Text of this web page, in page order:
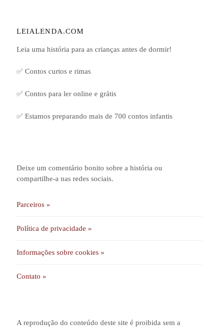
LEIALENDA.COM
Leia uma história para as crianças antes de dormir!
✅ Contos curtos e rimas
✅ Contos para ler online e grátis
✅ Estamos preparando mais de 700 contos infantis
Deixe um comentário bonito sobre a história ou
compartilhe-a nas redes sociais.
Parceiros »
Política de privacidade »
Informações sobre cookies »
Contato »
A reprodução do conteúdo deste site é proibida sem a